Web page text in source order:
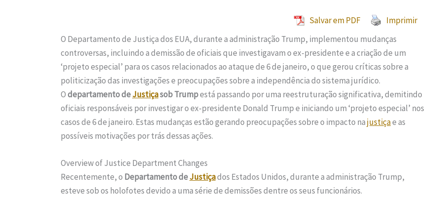
Salvar em PDF
Imprimir
O Departamento de Justiça dos EUA, durante a administração Trump, implementou mudanças
controversas, incluindo a demissão de oficiais que investigavam o ex-presidente e a criação de um
‘projeto especial’ para os casos relacionados ao ataque de 6 de janeiro, o que gerou críticas sobre a
politicização das investigações e preocupações sobre a independência do sistema jurídico.
Odepartamento deJustiçasob Trumpestá passando por uma reestruturação significativa, demitindo
oficiais responsáveis por investigar o ex-presidente Donald Trump e iniciando um ‘projeto especial’ nos
casos de 6 de janeiro. Estas mudanças estão gerando preocupações sobre o impacto najustiçae as
possíveis motivações por trás dessas ações.
Overview of Justice Department Changes
Recentemente, o Departamento deJustiçados Estados Unidos, durante a administração Trump,
esteve sob os holofotes devido a uma série de demissões dentre os seus funcionários.